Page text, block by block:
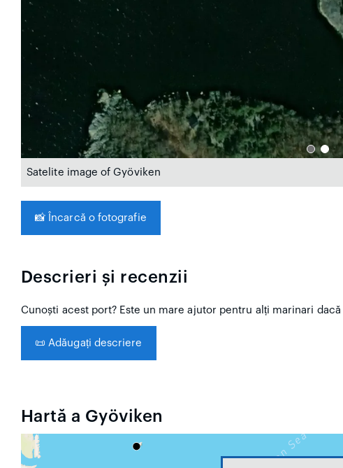
Satelite image of Gyöviken
📸 Încarcă o fotografie
Descrieri și recenzii
Cunoști acest port? Este un mare ajutor pentru alți marinari
📜 Adăugați descriere
Hartă a Gyöviken